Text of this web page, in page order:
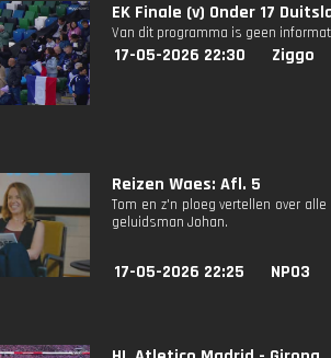
EK Finale (v) Onder 17
Van dit programma is geen
17-05-2026 22:30 Ziggo
Reizen Waes: Afl. 5
Tom en z'n ploeg vertellen over
geluidsman Johan.
17-05-2026 22:25 NPO3